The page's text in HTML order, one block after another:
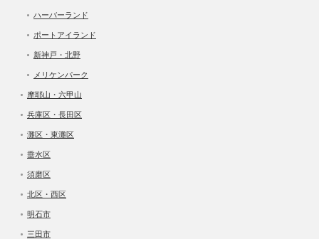
ハーバーランド
ポートアイランド
新神戸・北野
メリケンパーク
摩耶山・六甲山
兵庫区・長田区
灘区・東灘区
垂水区
須磨区
北区・西区
明石市
三田市